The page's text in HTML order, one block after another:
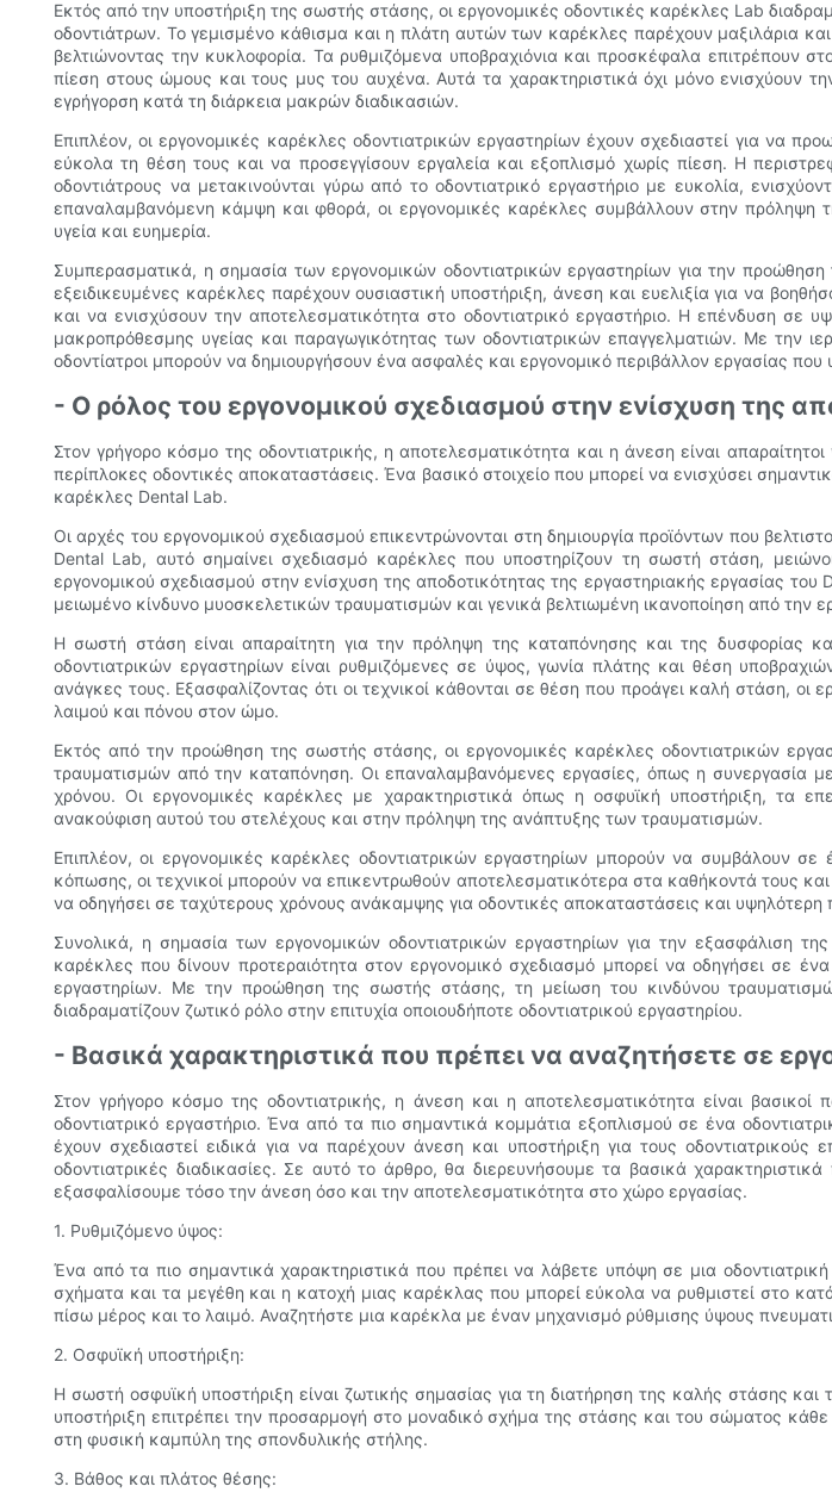
Εκτός από την υποστήριξη της σωστής στάσης, οι εργονομικές οδοντικές καρέκλες Lab
οδοντιάτρων. Το γεμισμένο κάθισμα και η πλάτη αυτών των καρέκλες παρέχουν μαξιλάρια
βελτιώνοντας την κυκλοφορία. Τα ρυθμιζόμενα υποβραχιόνια και προσκέφαλα επιτρέπουν
πίεση στους ώμους και τους μυς του αυχένα. Αυτά τα χαρακτηριστικά όχι μόνο ενισχύουν
εγρήγορση κατά τη διάρκεια μακρών διαδικασιών.
Επιπλέον, οι εργονομικές καρέκλες οδοντιατρικών εργαστηρίων έχουν σχεδιαστεί για να
εύκολα τη θέση τους και να προσεγγίσουν εργαλεία και εξοπλισμό χωρίς πίεση. Η
οδοντιάτρους να μετακινούνται γύρω από το οδοντιατρικό εργαστήριο με ευκολία,
επαναλαμβανόμενη κάμψη και φθορά, οι εργονομικές καρέκλες συμβάλλουν στην πρόληψη
υγεία και ευημερία.
Συμπερασματικά, η σημασία των εργονομικών οδοντιατρικών εργαστηρίων για την
εξειδικευμένες καρέκλες παρέχουν ουσιαστική υποστήριξη, άνεση και ευελιξία για να
και να ενισχύσουν την αποτελεσματικότητα στο οδοντιατρικό εργαστήριο. Η επένδυση σε
μακροπρόθεσμης υγείας και παραγωγικότητας των οδοντιατρικών επαγγελματιών. Με την
οδοντίατροι μπορούν να δημιουργήσουν ένα ασφαλές και εργονομικό περιβάλλον εργασίας
- Ο ρόλος του εργονομικού σχεδιασμού στην ενίσχυση της
Στον γρήγορο κόσμο της οδοντιατρικής, η αποτελεσματικότητα και η άνεση είναι
περίπλοκες οδοντικές αποκαταστάσεις. Ένα βασικό στοιχείο που μπορεί να ενισχύσει
καρέκλες Dental Lab.
Οι αρχές του εργονομικού σχεδιασμού επικεντρώνονται στη δημιουργία προϊόντων που
Dental Lab, αυτό σημαίνει σχεδιασμό καρέκλες που υποστηρίζουν τη σωστή στάση,
εργονομικού σχεδιασμού στην ενίσχυση της αποδοτικότητας της εργαστηριακής εργασίας
μειωμένο κίνδυνο μυοσκελετικών τραυματισμών και γενικά βελτιωμένη ικανοποίηση από την
Η σωστή στάση είναι απαραίτητη για την πρόληψη της καταπόνησης και της δυσφορίας
οδοντιατρικών εργαστηρίων είναι ρυθμιζόμενες σε ύψος, γωνία πλάτης και θέση
ανάγκες τους. Εξασφαλίζοντας ότι οι τεχνικοί κάθονται σε θέση που προάγει καλή στάση,
λαιμού και πόνου στον ώμο.
Εκτός από την προώθηση της σωστής στάσης, οι εργονομικές καρέκλες οδοντιατρικών
τραυματισμών από την καταπόνηση. Οι επαναλαμβανόμενες εργασίες, όπως η συνεργασία
χρόνου. Οι εργονομικές καρέκλες με χαρακτηριστικά όπως η οσφυϊκή υποστήριξη, τα
ανακούφιση αυτού του στελέχους και στην πρόληψη της ανάπτυξης των τραυματισμών.
Επιπλέον, οι εργονομικές καρέκλες οδοντιατρικών εργαστηρίων μπορούν να συμβάλουν
κόπωσης, οι τεχνικοί μπορούν να επικεντρωθούν αποτελεσματικότερα στα καθήκοντά τους
να οδηγήσει σε ταχύτερους χρόνους ανάκαμψης για οδοντικές αποκαταστάσεις και υψηλότερη
Συνολικά, η σημασία των εργονομικών οδοντιατρικών εργαστηρίων για την εξασφάλιση
καρέκλες που δίνουν προτεραιότητα στον εργονομικό σχεδιασμό μπορεί να οδηγήσει σε
εργαστηρίων. Με την προώθηση της σωστής στάσης, τη μείωση του κινδύνου
διαδραματίζουν ζωτικό ρόλο στην επιτυχία οποιουδήποτε οδοντιατρικού εργαστηρίου.
- Βασικά χαρακτηριστικά που πρέπει να αναζητήσετε σε
Στον γρήγορο κόσμο της οδοντιατρικής, η άνεση και η αποτελεσματικότητα είναι
οδοντιατρικό εργαστήριο. Ένα από τα πιο σημαντικά κομμάτια εξοπλισμού σε ένα
έχουν σχεδιαστεί ειδικά για να παρέχουν άνεση και υποστήριξη για τους
οδοντιατρικές διαδικασίες. Σε αυτό το άρθρο, θα διερευνήσουμε τα βασικά
εξασφαλίσουμε τόσο την άνεση όσο και την αποτελεσματικότητα στο χώρο εργασίας.
1. Ρυθμιζόμενο ύψος:
Ένα από τα πιο σημαντικά χαρακτηριστικά που πρέπει να λάβετε υπόψη σε μια
σχήματα και τα μεγέθη και η κατοχή μιας καρέκλας που μπορεί εύκολα να ρυθμιστεί στο
πίσω μέρος και το λαιμό. Αναζητήστε μια καρέκλα με έναν μηχανισμό ρύθμισης ύψους
2. Οσφυϊκή υποστήριξη:
Η σωστή οσφυϊκή υποστήριξη είναι ζωτικής σημασίας για τη διατήρηση της καλής στάσης
υποστήριξη επιτρέπει την προσαρμογή στο μοναδικό σχήμα της στάσης και του σώματος
στη φυσική καμπύλη της σπονδυλικής στήλης.
3. Βάθος και πλάτος θέσης: